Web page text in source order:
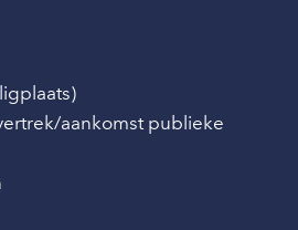
aankomst publieke